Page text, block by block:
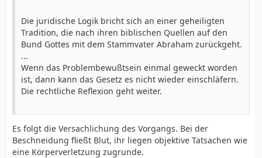
Die juridische Logik bricht sich an einer geheiligten
Tradition, die nach ihren biblischen Quellen auf den
Bund Gottes mit dem Stammvater Abraham zurückgeht.
...
Wenn das Problembewußtsein einmal geweckt worden
ist, dann kann das Gesetz es nicht wieder einschläfern.
Die rechtliche Reflexion geht weiter.
Es folgt die Versachlichung des Vorgangs. Bei der
Beschneidung fließt Blut, ihr liegen objektive Tatsachen wie
eine Körperverletzung zugrunde.